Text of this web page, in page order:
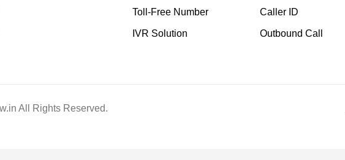
Toll-Free Number
IVR Solution
Caller ID
Outbound Call
All Rights Reserved.